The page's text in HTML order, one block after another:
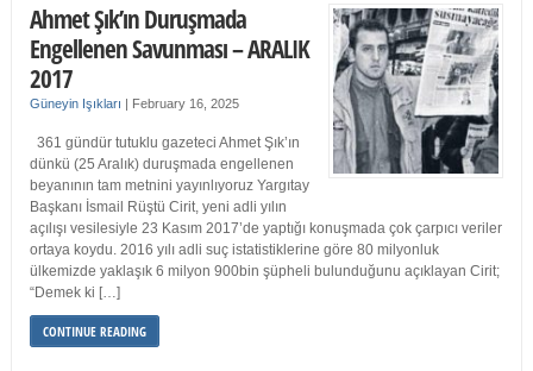
Ahmet Şık’ın Duruşmada
Engellenen Savunması – ARALIK
2017
Güneyin Işıkları | February 16, 2025
361 gündür tutuklu gazeteci Ahmet Şık’ın
dünkü (25 Aralık) duruşmada engellenen
beyanının tam metnini yayınlıyoruz Yargıtay
Başkanı İsmail Rüştü Cirit, yeni adli yılın
açılışı vesilesiyle 23 Kasım 2017’de yaptığı konuşmada çok çarpıcı veriler
ortaya koydu. 2016 yılı adli suç istatistiklerine göre 80 milyonluk
ülkemizde yaklaşık 6 milyon 900bin şüpheli bulunduğunu açıklayan Cirit;
“Demek ki […]
CONTINUE READING